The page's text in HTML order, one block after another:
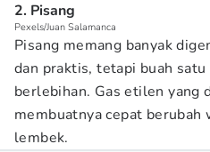
2. Pisang
Pexels/Juan Salamanca
Pisang memang banyak
dan praktis, tetapi buah
berlebihan. Gas etilen yang
membuatnya cepat berubah
lembek.